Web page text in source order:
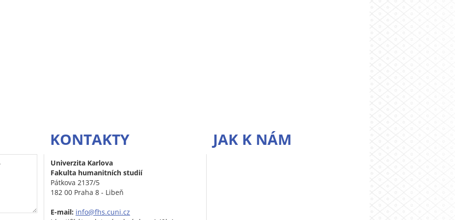
KONTAKTY
Univerzita Karlova
Fakulta humanitních studií
Pátkova 2137/5
182 00 Praha 8 - Libeň
E-mail: info@fhs.cuni.cz
JAK K NÁM